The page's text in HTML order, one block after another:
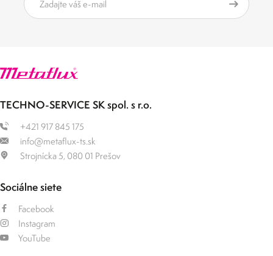
TECHNO-SERVICE SK spol. s r.o.
+421 917 845 175
info@metaflux-ts.sk
Strojnícka 5, 080 01 Prešov
Sociálne siete
Facebook
Instagram
YouTube